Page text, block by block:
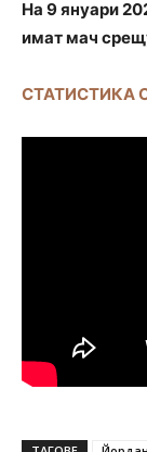
На 9 януари
имат мач
СТАТИСТИКА